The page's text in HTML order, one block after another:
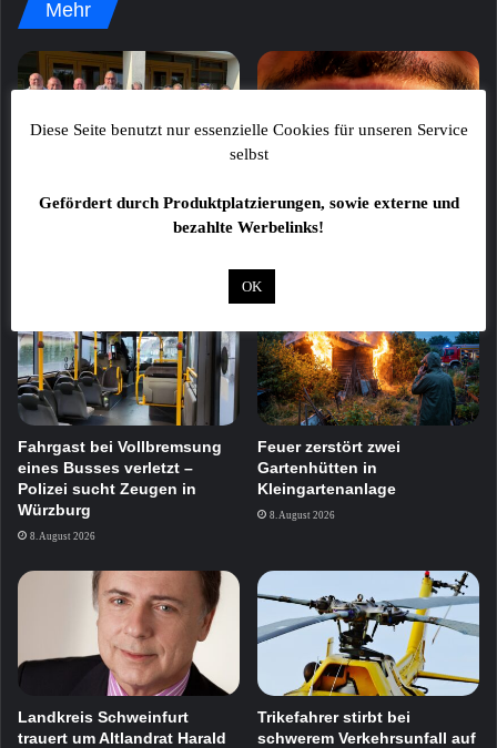
Mehr
37.248 Euro für die Station
Trickdiebstahl: Senior um
Schmuck im Wert von 1.500
Fahrgast bei Vollbremsung
eines Busses verletzt –
Polizei sucht Zeugen in
Würzburg
8. August 2026
Feuer zerstört zwei
Gartenhütten in
Kleingartenanlage
8. August 2026
Landkreis Schweinfurt
trauert um Altlandrat Harald
Trikefahrer stirbt bei
schwerem Verkehrsunfall auf
Diese Seite benutzt nur essenzielle Cookies für unseren Service
selbst
Gefördert durch Produktplatzierungen, sowie externe und
bezahlte Werbelinks!
OK